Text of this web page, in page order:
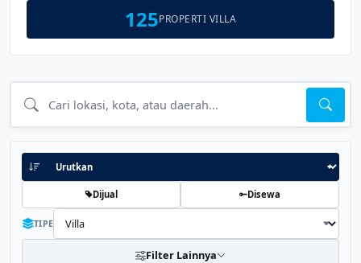
125PROPERTI VILLA
Dijual Disewa
TIPE
Filter Lainnya